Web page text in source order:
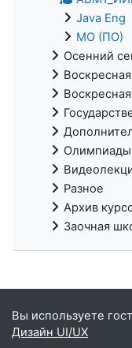
Java Eng
МО (ПО)
Осенний
Олимпиады
Разное
Архив
Заочная
Вы используете
Дизайн UI/UX